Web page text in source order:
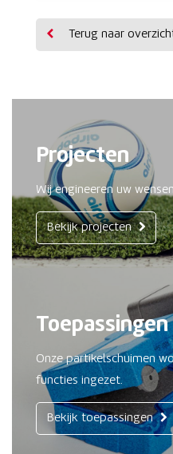
Terug naar
Projecten
Wij engineeren uw
Bekijk projecten
Toepassingen
Onze partikelschuimen
functies ingezet.
Bekijk toepassingen